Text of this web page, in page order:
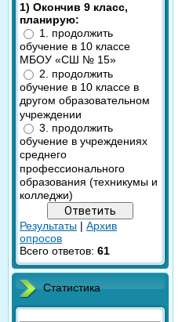
1) Окончив 9 класс,
планирую:
1. продолжить
обучение в 10 классе
МБОУ «СШ № 15»
2. продолжить
обучение в 10 классе в
другом образовательном
учреждении
3. продолжить
обучение в учреждениях
среднего
профессионального
образования (техникумы и
колледжи)
Результаты | Архив
опросов
Всего ответов: 61
Статистика